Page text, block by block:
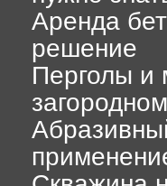
Аренда
решение
Перголы и